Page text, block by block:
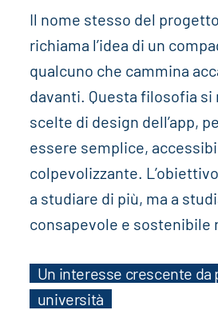
Il nome stesso del
richiama l’idea di un
qualcuno che cammina
davanti. Questa filosofia
scelte di design dell’app,
essere semplice,
colpevolizzante.
a studiare di più, ma a
consapevole e sostenibile
Un interesse crescente da
università